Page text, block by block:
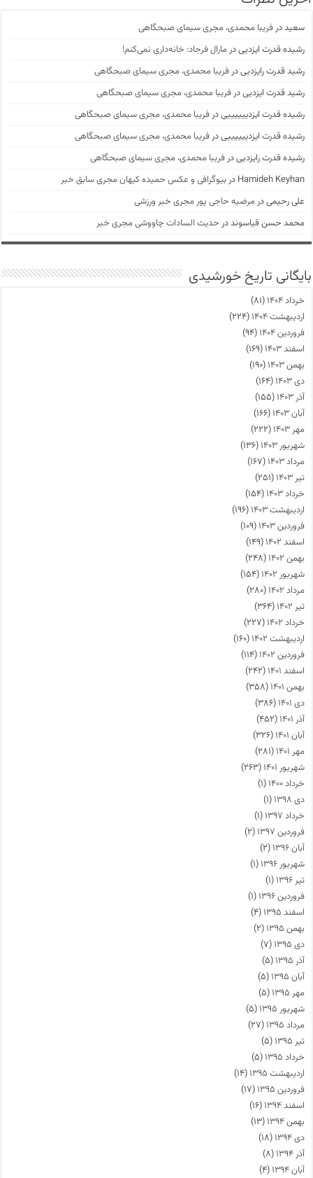
سعیددرفریبا محمدی، مجری سیمای صبحگاهی
رشیده قدرت ایزدییدرمارال فرجاد: خانه‌داری نمی‌کنم!
رشید قدرت رایزدییدرفریبا محمدی، مجری سیمای صبحگاهی
رشید قدرت ایزدییدرفریبا محمدی، مجری سیمای صبحگاهی
رشیده قدرت ایزدیییییییدرفریبا محمدی، مجری سیمای صبحگاهی
رشیده قدرت ایزدیییییییدرفریبا محمدی، مجری سیمای صبحگاهی
رشیده قدرت رایزدییدرفریبا محمدی، مجری سیمای صبحگاهی
Hamideh Keyhan در بیوگرافی و عکس حمیده کیهان مجری سابق خبر
علی رحیمیدرمرضیه حاجی پور مجری خبر ورزشی
محمد حسن قیاسونددر حدیث السادات چاووشی مجری خبر
بایگانی تاریخ خورشیدی
خرداد ۱۴۰۴
(۸۱)
اردیبهشت ۱۴۰۴
(۲۲۴)
فروردین ۱۴۰۴
(۹۴)
اسفند ۱۴۰۳
(۱۶۹)
بهمن ۱۴۰۳
(۱۹۰)
دی ۱۴۰۳
(۱۶۴)
آذر ۱۴۰۳
(۱۵۵)
آبان ۱۴۰۳
(۱۶۶)
مهر ۱۴۰۳
(۲۲۲)
شهریور ۱۴۰۳
(۱۳۶)
مرداد ۱۴۰۳
(۱۶۷)
تیر ۱۴۰۳
(۲۵۱)
خرداد ۱۴۰۳
(۱۵۴)
اردیبهشت ۱۴۰۳
(۱۹۶)
فروردین ۱۴۰۳
(۱۰۹)
اسفند ۱۴۰۲
(۱۴۹)
بهمن ۱۴۰۲
(۲۴۸)
شهریور ۱۴۰۲
(۱۵۴)
مرداد ۱۴۰۲
(۲۸۰)
تیر ۱۴۰۲
(۳۶۴)
خرداد ۱۴۰۲
(۲۲۷)
اردیبهشت ۱۴۰۲
(۱۶۰)
فروردین ۱۴۰۲
(۱۱۴)
اسفند ۱۴۰۱
(۲۴۲)
بهمن ۱۴۰۱
(۳۵۸)
دی ۱۴۰۱
(۳۸۶)
آذر ۱۴۰۱
(۴۵۲)
آبان ۱۴۰۱
(۳۲۶)
مهر ۱۴۰۱
(۲۸۱)
شهریور ۱۴۰۱
(۲۶۳)
خرداد ۱۴۰۰
(۱)
دی ۱۳۹۸
(۱)
خرداد ۱۳۹۷
(۱)
فروردین ۱۳۹۷
(۲)
آبان ۱۳۹۶
(۲)
شهریور ۱۳۹۶
(۱)
تیر ۱۳۹۶
(۱)
فروردین ۱۳۹۶
(۱)
اسفند ۱۳۹۵
(۴)
بهمن ۱۳۹۵
(۲)
دی ۱۳۹۵
(۷)
آذر ۱۳۹۵
(۵)
آبان ۱۳۹۵
(۵)
مهر ۱۳۹۵
(۵)
شهریور ۱۳۹۵
(۵)
مرداد ۱۳۹۵
(۲۷)
تیر ۱۳۹۵
(۵)
خرداد ۱۳۹۵
(۵)
اردیبهشت ۱۳۹۵
(۱۴)
فروردین ۱۳۹۵
(۱۷)
اسفند ۱۳۹۴
(۱۶)
بهمن ۱۳۹۴
(۱۳)
دی ۱۳۹۴
(۱۸)
آذر ۱۳۹۴
(۸)
آبان ۱۳۹۴
(۴)